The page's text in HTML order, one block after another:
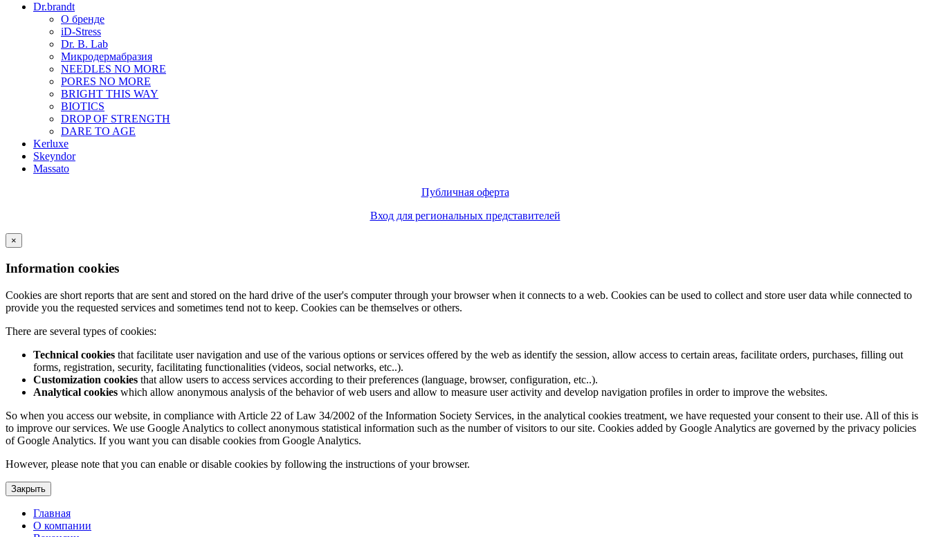
Dr.brandt
О бренде
iD-Stress
Dr. B. Lab
Микродермабразия
NEEDLES NO MORE
PORES NO MORE
BRIGHT THIS WAY
BIOTICS
DROP OF STRENGTH
DARE TO AGE
Kerluxe
Skeyndor
Massato
Публичная оферта
Вход для региональных представителей
×
Information cookies
Cookies are short reports that are sent and stored on the hard drive of the user's computer through your browser when it connects to a web. Cookies can be used to collect and store user data while connected to
provide you the requested services and sometimes tend not to keep. Cookies can be themselves or others.
There are several types of cookies:
Technical cookies that facilitate user navigation and use of the various options or services offered by the web as identify the session, allow access to certain areas, facilitate orders, purchases, filling out
forms, registration, security, facilitating functionalities (videos, social networks, etc..).
Customization cookies that allow users to access services according to their preferences (language, browser, configuration, etc..).
Analytical cookies which allow anonymous analysis of the behavior of web users and allow to measure user activity and develop navigation profiles in order to improve the websites.
So when you access our website, in compliance with Article 22 of Law 34/2002 of the Information Society Services, in the analytical cookies treatment, we have requested your consent to their use. All of this is
to improve our services. We use Google Analytics to collect anonymous statistical information such as the number of visitors to our site. Cookies added by Google Analytics are governed by the privacy policies
of Google Analytics. If you want you can disable cookies from Google Analytics.
However, please note that you can enable or disable cookies by following the instructions of your browser.
Закрыть
Главная
О компании